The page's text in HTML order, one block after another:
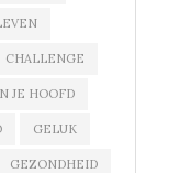
CHALLENGE
JE HOOFD
GELUK
GEZONDHEID